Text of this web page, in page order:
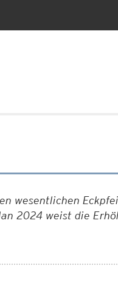
wesentlichen
2024 weist die